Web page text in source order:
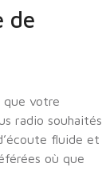
de
que votre
radio souhaités.
fluide et
où que